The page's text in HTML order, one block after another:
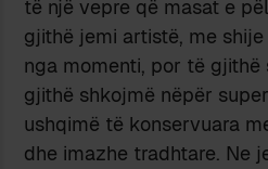
të një vepre që masat e
gjithë jemi artistë, me
nga momenti, por të gjithë
gjithë shkojmë nëpër
ushqimë të konservuara
dhe imazhe tradhtare. Ne